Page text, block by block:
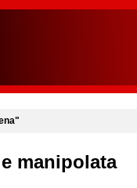
manipolata